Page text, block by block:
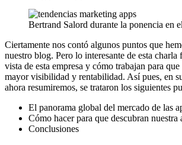
Bertrand Salord durante la ponencia en
Ciertamente nos contó algunos puntos que
nuestro blog. Pero lo interesante de esta charla
vista de esta empresa y cómo trabajan para
mayor visibilidad y rentabilidad. Así pues, en
ahora resumiremos, se trataron los siguientes
El panorama global del mercado de las
Cómo hacer para que descubran nuestra
Conclusiones